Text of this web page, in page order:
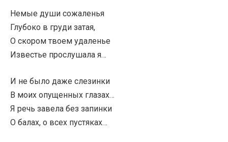
Немые души сожаленья
Глубоко в груди затая,
О скором твоем удаленье
Известье прослушала я…
И не было даже слезинки
В моих опущенных глазах…
Я речь завела без запинки
О балах, о всех пустяках…